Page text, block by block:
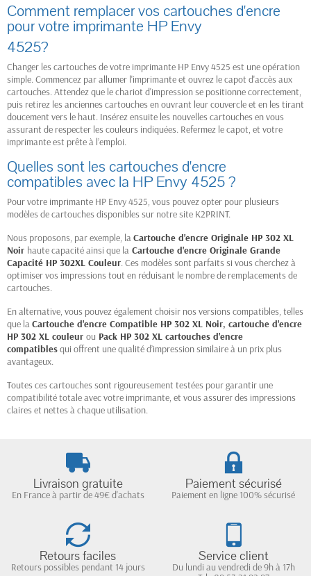
Comment remplacer vos cartouches d'encre
pour votre imprimante HP Envy
4525?
Changer les cartouches de votre imprimante HP Envy 4525 est une opération
simple. Commencez par allumer l'imprimante et ouvrez le capot d'accès aux
cartouches. Attendez que le chariot d'impression se positionne correctement,
puis retirez les anciennes cartouches en ouvrant leur couvercle et en les tirant
doucement vers le haut. Insérez ensuite les nouvelles cartouches en vous
assurant de respecter les couleurs indiquées. Refermez le capot, et votre
imprimante est prête à l’emploi.
Quelles sont les cartouches d'encre
compatibles avec la HP Envy 4525 ?
Pour votre imprimante HP Envy 4525, vous pouvez opter pour plusieurs
modèles de cartouches disponibles sur notre site K2PRINT.
Nous proposons, par exemple, laCartouche d'encre Originale HP 302 XL
Noir haute capacité ainsi que la Cartouche d'encre Originale Grande
Capacité HP 302XL Couleur. Ces modèles sont parfaits si vous cherchez à
optimiser vos impressions tout en réduisant le nombre de remplacements de
cartouches.
En alternative, vous pouvez également choisir nos versions compatibles, telles
que laCartouche d'encre Compatible HP 302 XL Noir, cartouche d'encre
HP 302 XL couleur ou Pack HP 302 XL cartouches d'encre
compatiblesqui offrent une qualité d’impression similaire à un prix plus
avantageux.
Toutes ces cartouches sont rigoureusement testées pour garantir une
compatibilité totale avec votre imprimante, et vous assurer des impressions
claires et nettes à chaque utilisation.
Livraison gratuite
En France à partir de 49€ d'achats
Paiement sécurisé
Paiement en ligne 100% sécurisé
Retours faciles
Retours possibles pendant 14 jours
Service client
Du lundi au vendredi de 9h à 17h